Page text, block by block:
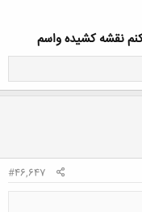
نقشه کشیده واسم
#46,647